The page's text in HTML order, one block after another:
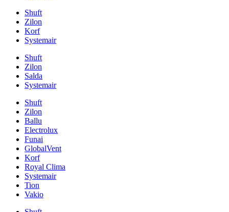
Shuft
Zilon
Korf
Systemair
Shuft
Zilon
Salda
Systemair
Shuft
Zilon
Ballu
Electrolux
Funai
GlobalVent
Korf
Royal Clima
Systemair
Tion
Vakio